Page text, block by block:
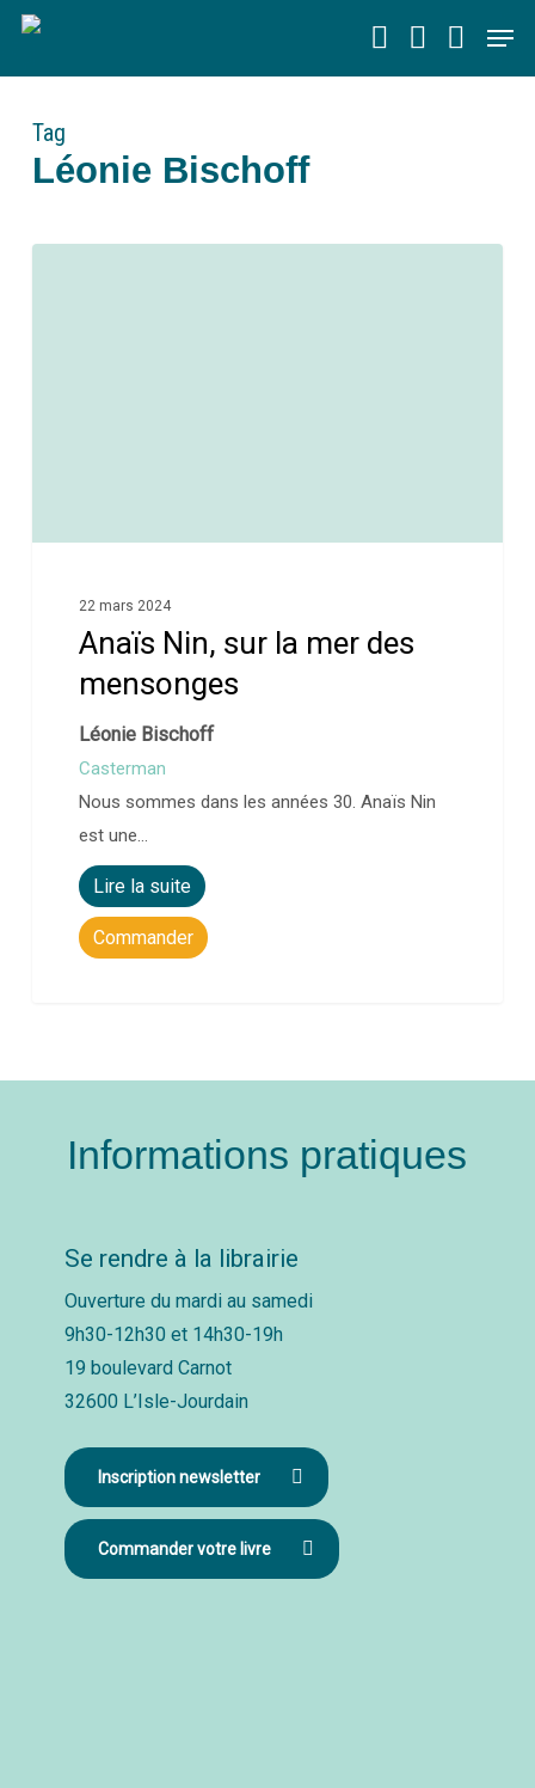
Skip
main
Tag
Léonie Bischoff
22 mars 2024
Anaïs Nin, sur la mer des
mensonges
Léonie Bischoff
Casterman
Nous sommes dans les années 30. Anaïs Nin
est une…
Lire la suite
Commander
Informations pratiques
Se rendre à la librairie
Ouverture du mardi au samedi
9h30-12h30 et 14h30-19h
19 boulevard Carnot
32600 L’Isle-Jourdain
Inscription newsletter
Commander votre livre